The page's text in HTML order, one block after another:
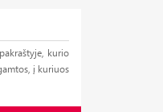
kurio
į kuriuos